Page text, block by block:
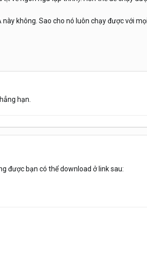
không. Sao cho nó luôn chạy được với
hạn.
được bạn có thể download ở link sau: